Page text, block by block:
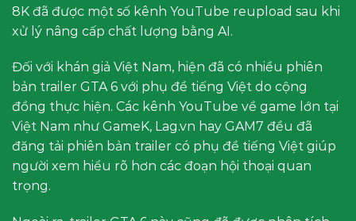
8K đã được một số kênh YouTube reupload sau khi
xử lý nâng cấp chất lượng bằng AI.
Đối với khán giả Việt Nam, hiện đã có nhiều phiên
bản trailer GTA 6 với phụ đề tiếng Việt do cộng
đồng thực hiện. Các kênh YouTube về game lớn tại
Việt Nam như GameK, Lag.vn hay GAM7 đều đã
đăng tải phiên bản trailer có phụ đề tiếng Việt giúp
người xem hiểu rõ hơn các đoạn hội thoại quan
trọng.